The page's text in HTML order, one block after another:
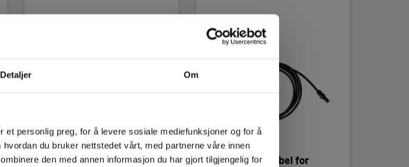
Detaljer Om
personlig preg, for å levere sosiale mediefunksjoner og for å
du bruker nettstedet vårt, med partnerne våre innen
den med annen informasjon du har gjort tilgjengelig for
Metrel A1502 Fleksibel
Metrel A1561 kabel for